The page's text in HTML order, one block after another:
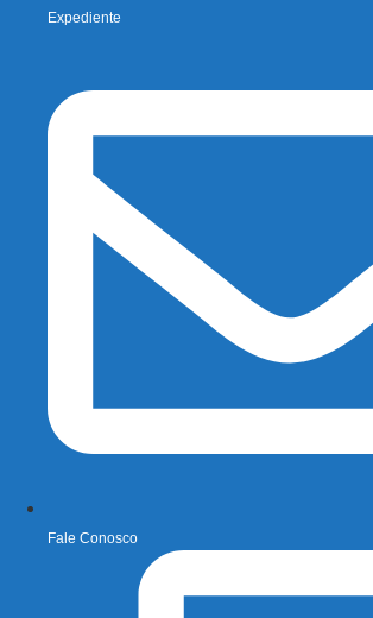
Expediente
Fale Conosco